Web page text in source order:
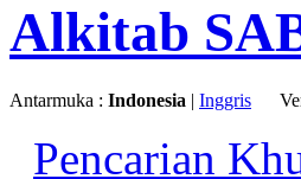
Alkitab
Antarmuka : Indonesia | Inggris
Pencarian